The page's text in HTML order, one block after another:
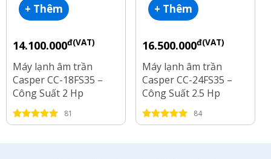
+ Thêm
14.100.000đ(VAT)
Máy lạnh âm trần
Casper CC-18FS35 –
Công Suất 2 Hp
81
+ Thêm
16.500.000đ(VAT)
Máy lạnh âm trần
Casper CC-24FS35 –
Công Suất 2.5 Hp
84